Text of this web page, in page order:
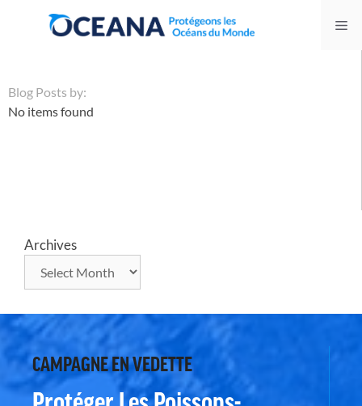
Blog Posts by:
No items found
Archives
CAMPAGNE EN VEDETTE